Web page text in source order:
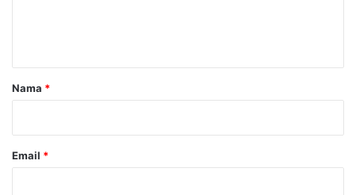
rNama *
Email *